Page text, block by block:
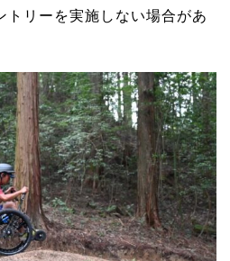
トリーを実施しない場合があ